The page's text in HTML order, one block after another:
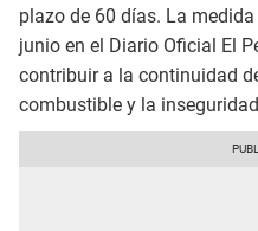
plazo de 60 días. La
junio en el Diario Oficial El
contribuir a la continuidad
combustible y la